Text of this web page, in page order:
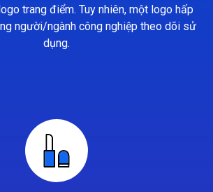
trang điểm. Tuy nhiên, một logo hấp
người/ngành công nghiệp theo dõi sử
dụng.